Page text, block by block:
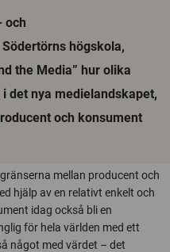
och
högskola,
the Media” hur olika
det nya medielandskapet,
och konsument
mellan producent och
hjälp av en relativt enkelt och
idag också bli en
för hela världen med ett
något med värdet – det